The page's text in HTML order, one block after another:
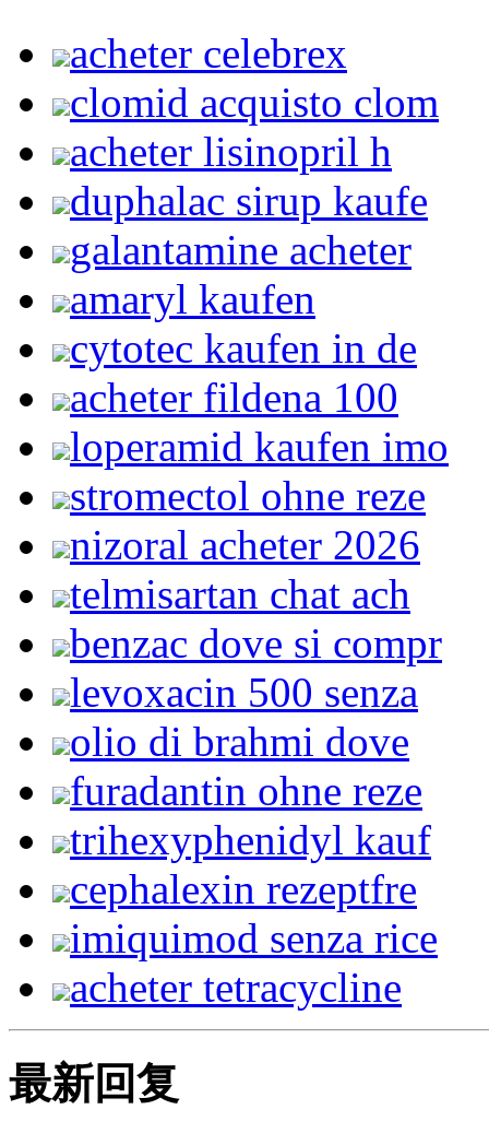
acheter celebrex
clomid acquisto clom
acheter lisinopril h
duphalac sirup kaufe
galantamine acheter
amaryl kaufen
cytotec kaufen in de
acheter fildena 100
loperamid kaufen imo
stromectol ohne reze
nizoral acheter 2026
telmisartan chat ach
benzac dove si compr
levoxacin 500 senza
olio di brahmi dove
furadantin ohne reze
trihexyphenidyl kauf
cephalexin rezeptfre
imiquimod senza rice
acheter tetracycline
最新回复